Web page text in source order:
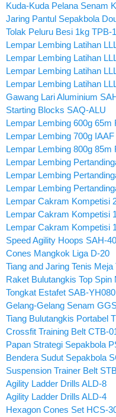
Kuda-Kuda Pelana Senam
Jaring Pantul Sepakbola
Tolak Peluru Besi 1kg TPB-1
Lempar Lembing Latihan
Lempar Lembing Latihan
Lempar Lembing Latihan
Lempar Lembing Latihan
Gawang Lari Aluminium
Starting Blocks SAQ-ALU
Lempar Lembing 600g
Lempar Lembing 700g
Lempar Lembing 800g
Lempar Lembing
Lempar Lembing
Lempar Lembing
Lempar Cakram Kompetisi
Lempar Cakram Kompetisi
Lempar Cakram Kompetisi
Speed Agility Hoops SAH-40
Cones Mangkok Liga D-20
Tiang and Jaring Tenis Meja
Raket Bulutangkis Top Spin
Tongkat Estafet SAB-YH080
Gelang-Gelang Senam
Tiang Bulutangkis Portabel
Crossfit Training Belt CTB-
Papan Strategi Sepakbola
Bendera Sudut Sepakbola
Suspension Trainer Belt
Agility Ladder Drills ALD-8
Agility Ladder Drills ALD-4
Hexagon Cones Set HCS-